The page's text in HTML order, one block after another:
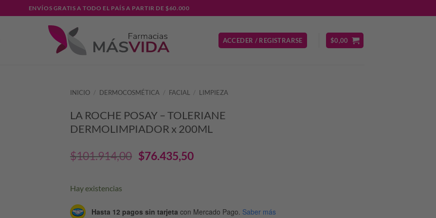
ENVÍOS GRATIS A TODO EL PAÍS A PARTIR DE $60.000
ACCEDER / REGISTRARSE $0,00
INICIO / DERMOCOSMÉTICA / FACIAL / LIMPIEZA
LA ROCHE POSAY – TOLERIANE
DERMOLIMPIADOR x 200ML
$101.914,00 El
original
$76.435,50El
actual
Hay existencias
Hasta 12 pagos sin tarjeta con Mercado Pago. Saber más